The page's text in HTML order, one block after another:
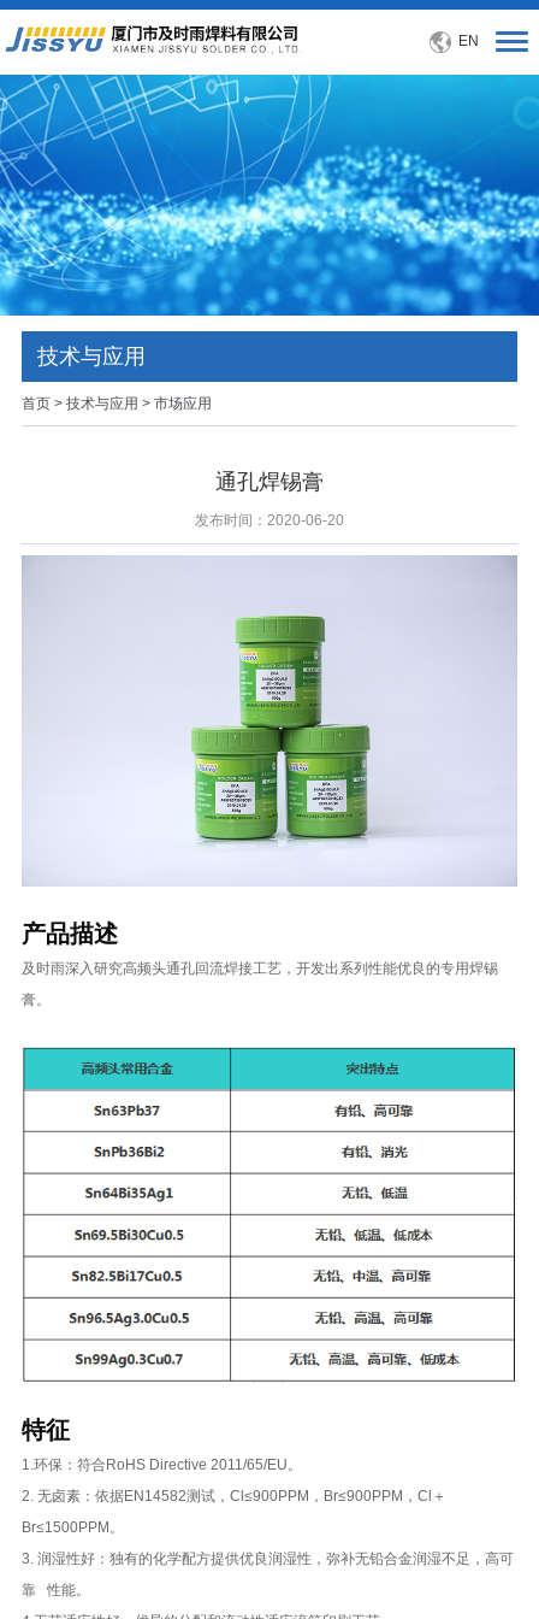
EN
技术与应用
首页> 技术与应用 > 市场应用
通孔焊锡膏
发布时间：2020-06-20
产品描述
及时雨深入研究高频头通孔回流焊接工艺，开发出系列性能优良的专用焊锡
膏。
特征
1.环保：符合RoHS Directive 2011/65/EU。
2. 无卤素：依据EN14582测试，Cl≤900PPM，Br≤900PPM，Cl＋
Br≤1500PPM。
3. 润湿性好：独有的化学配方提供优良润湿性，弥补无铅合金润湿不足，高可
靠 性能。